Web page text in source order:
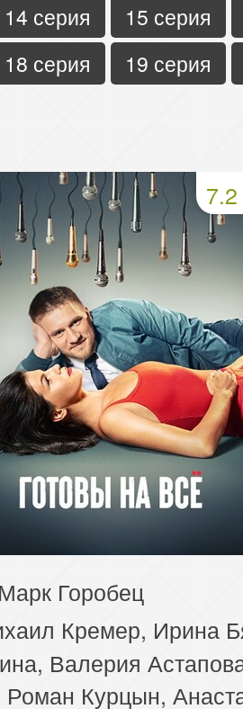
14 серия
15 серия
18 серия
19 серия
7.2
Марк Горобец
Кремер, Ирина
Валерия
Курцын,